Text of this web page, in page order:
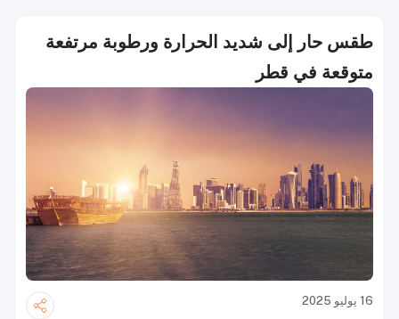
طقس حار إلى شديد الحرارة ورطوبة مرتفعة
متوقعة في قطر
16 يوليو 2025